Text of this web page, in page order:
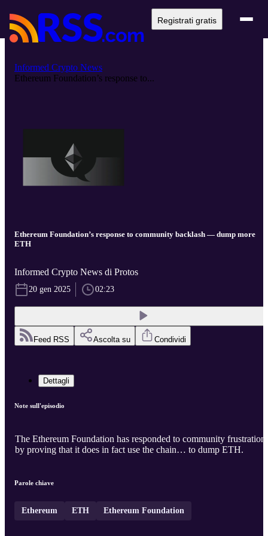
Registrati gratis
Informed Crypto News
Ethereum Foundation’s response to...
Ethereum Foundation’s response to community backlash — dump more
ETH
Informed Crypto News di Protos
20 gen 2025 02:23
Feed RSS Ascolta su Condividi
Dettagli
Note sull'episodio
The Ethereum Foundation has responded to community
by proving that it does in fact use the chain… to dump ETH.
Parole chiave
Ethereum ETH Ethereum Foundation